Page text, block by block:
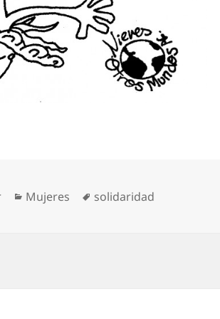
Categorías
Mujeres Etiquetas
solidaridad